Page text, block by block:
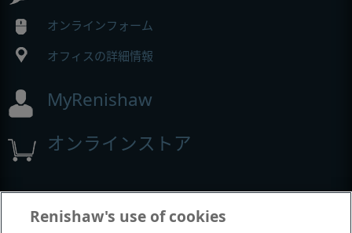
オンラインフォーム
オフィスの詳細情報
MyRenishaw
オンラインストア
展示会とコンファレンス
Renishaw's use of cookies